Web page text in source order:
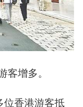
客增多。
位香港游客抵